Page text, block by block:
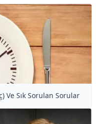
Ve Sık Sorulan Sorular